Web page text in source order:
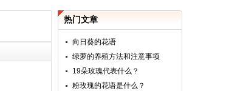
热门文章
向日葵的花语
绿萝的养殖方法和注意事项
19朵玫瑰代表什么？
粉玫瑰的花语是什么？